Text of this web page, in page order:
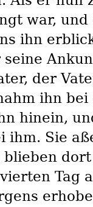
war, und
ihn
der
ihn bei
hinein,
ihm. Sie
Tag